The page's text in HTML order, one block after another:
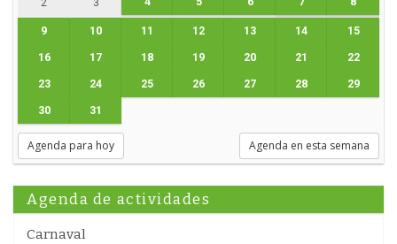
2 3
9 10 11 12 13 14 15
16 17 18 19 20 21 22
23 24 25 26 27 28 29
30 31
Agenda para hoy Agenda en esta semana
Agenda de actividades
Carnaval